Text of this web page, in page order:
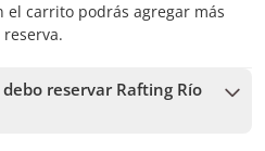
el carrito podrás agregar más
reservar Rafting Río